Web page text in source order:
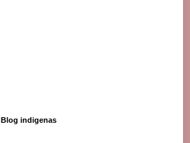
Blog indigenas